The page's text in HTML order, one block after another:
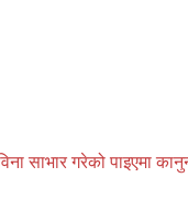
गरेको पाइएमा कानुनी